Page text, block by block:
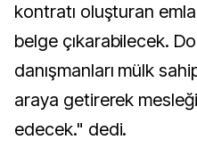
kontratı oluşturan
belge çıkarabilecek.
danışmanları mülk
araya getirerek
edecek." dedi.